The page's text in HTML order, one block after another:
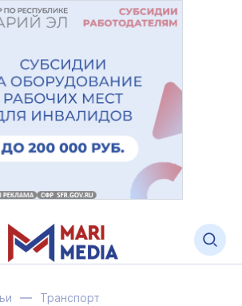
Транспорт